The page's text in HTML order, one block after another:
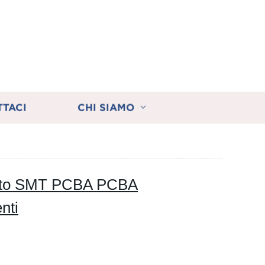
CHI SIAMO
SMT PCBA PCBA